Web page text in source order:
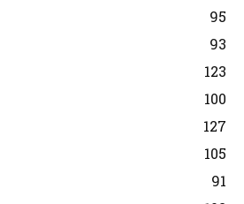
95
93
123
100
127
105
91